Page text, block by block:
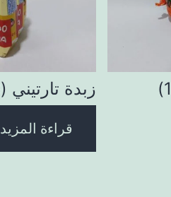
زبدة تارتيني (3ب14)
قراءة المزيد